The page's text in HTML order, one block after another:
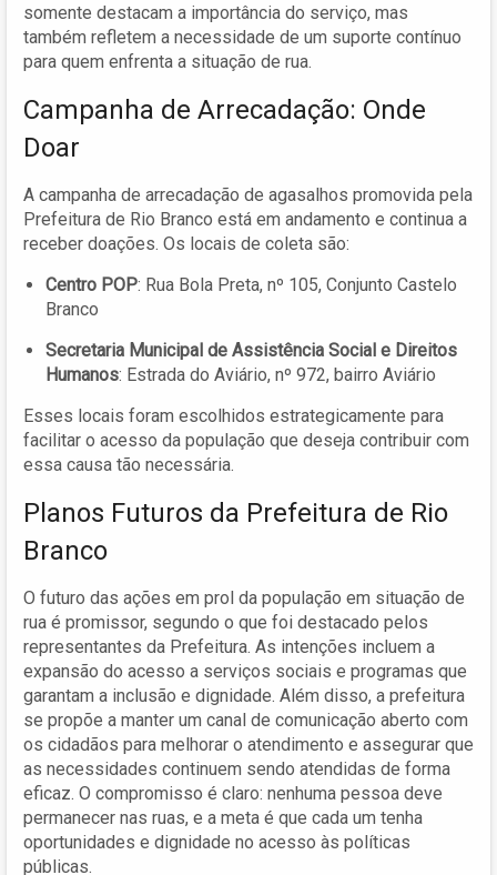
somente destacam a importância do serviço, mas
também refletem a necessidade de um suporte contínuo
para quem enfrenta a situação de rua.
Campanha de Arrecadação: Onde
Doar
A campanha de arrecadação de agasalhos promovida pela
Prefeitura de Rio Branco está em andamento e continua a
receber doações. Os locais de coleta são:
Centro POP: Rua Bola Preta, nº 105, Conjunto Castelo
Branco
Secretaria Municipal de Assistência Social e Direitos
Humanos: Estrada do Aviário, nº 972, bairro Aviário
Esses locais foram escolhidos estrategicamente para
facilitar o acesso da população que deseja contribuir com
essa causa tão necessária.
Planos Futuros da Prefeitura de Rio
Branco
O futuro das ações em prol da população em situação de
rua é promissor, segundo o que foi destacado pelos
representantes da Prefeitura. As intenções incluem a
expansão do acesso a serviços sociais e programas que
garantam a inclusão e dignidade. Além disso, a prefeitura
se propõe a manter um canal de comunicação aberto com
os cidadãos para melhorar o atendimento e assegurar que
as necessidades continuem sendo atendidas de forma
eficaz. O compromisso é claro: nenhuma pessoa deve
permanecer nas ruas, e a meta é que cada um tenha
oportunidades e dignidade no acesso às políticas
públicas.